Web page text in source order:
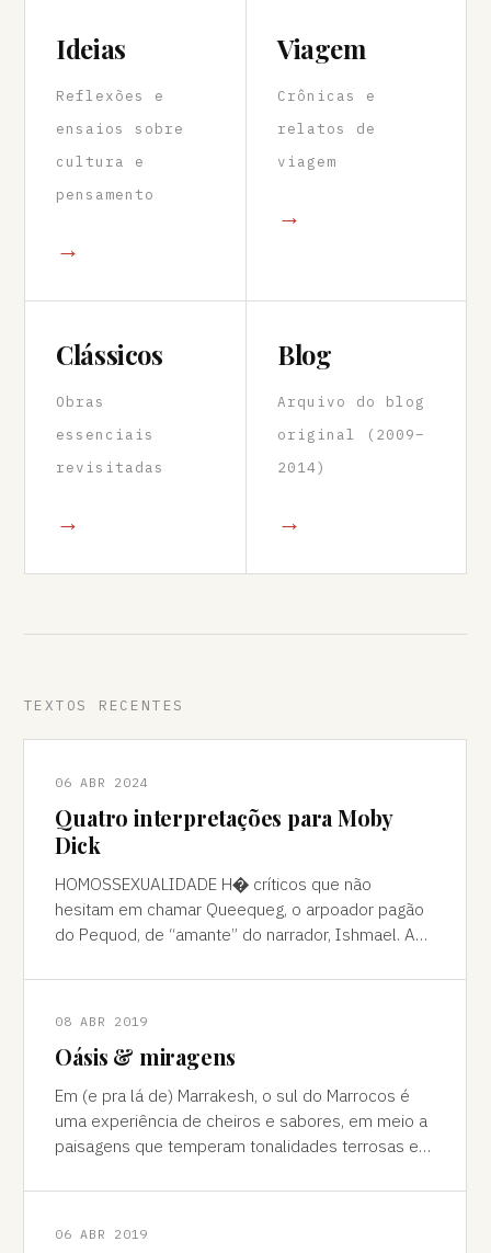
Ideias
Reflexões e
ensaios sobre
cultura e
pensamento
→
Viagem
Crônicas e
relatos de
viagem
→
Clássicos
Obras
essenciais
revisitadas
→
Blog
Arquivo do blog
original (2009–
2014)
→
TEXTOS RECENTES
06 ABR 2024
Quatro interpretações para Moby
Dick
HOMOSSEXUALIDADE H� críticos que não
hesitam em chamar Queequeg, o arpoador pagão
do Pequod, de “amante” do narrador, Ishmael. A
compreens
08 ABR 2019
Oásis & miragens
Em (e pra lá de) Marrakesh, o sul do Marrocos é
uma experiência de cheiros e sabores, em meio a
paisagens que temperam tonalidades terrosas e
06 ABR 2019